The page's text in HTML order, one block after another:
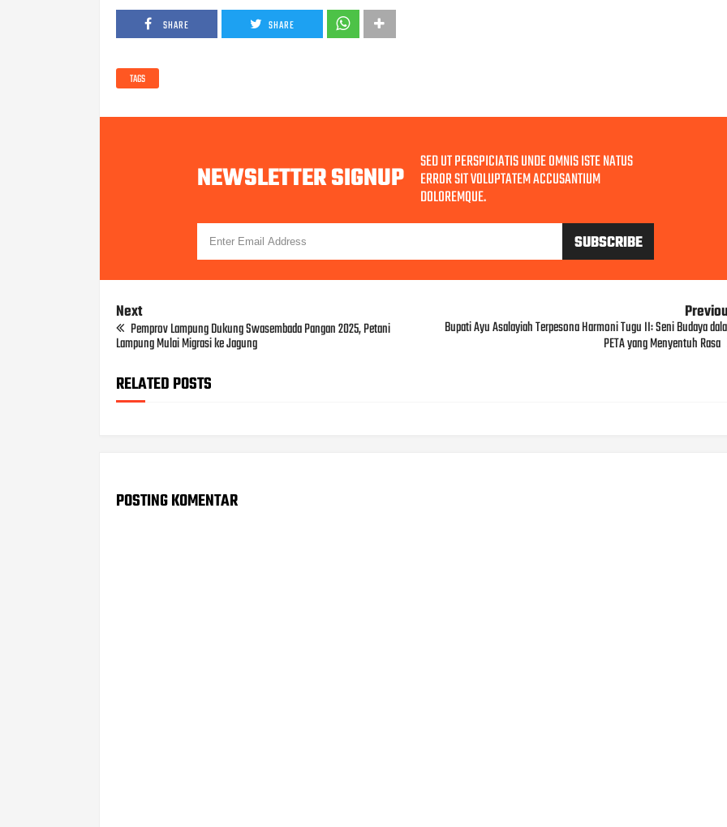
SHARE SHARE
TAGS
NEWSLETTER SIGNUP SED UT PERSPICIATIS UNDE OMNIS ISTE NATUS
ERROR SIT VOLUPTATEM ACCUSANTIUM
DOLOREMQUE.
Next
Pemprov Lampung Dukung Swasembada Pangan 2025, Petani
Lampung Mulai Migrasi ke Jagung
Bupati Ayu Asalayiah Terpesona Harmoni Tugu II: Seni Budaya
PETA yang Menyentuh Rasa
RELATED POSTS
POSTING KOMENTAR